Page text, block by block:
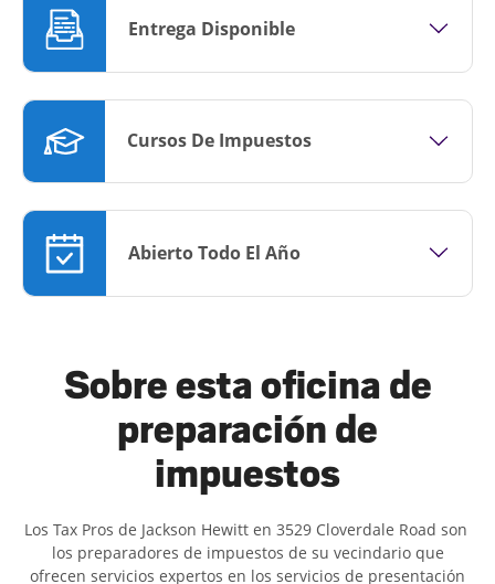
Entrega Disponible
Cursos De Impuestos
Abierto Todo El Año
Sobre esta oficina de
preparación de
impuestos
Los Tax Pros de Jackson Hewitt en 3529 Cloverdale Road son ​​
los preparadores de impuestos de su vecindario que
ofrecen servicios expertos en los servicios de presentación